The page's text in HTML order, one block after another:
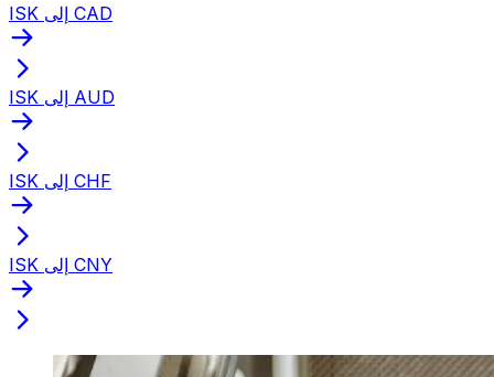
ISK إلى CAD
ISK إلى AUD
ISK إلى CHF
ISK إلى CNY